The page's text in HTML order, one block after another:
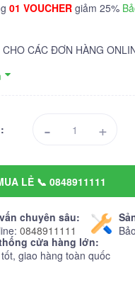
01 VOUCHER giảm 25%
CÁC ĐƠN HÀNG
- +
LẺ 📞 0848911111
chuyên sâu:
0848911111
cửa hàng lớn:
giao hàng toàn quốc